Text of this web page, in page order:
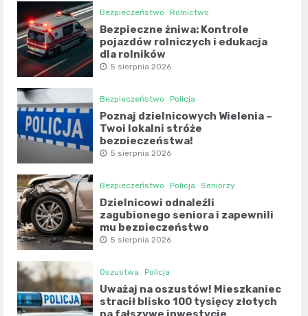
Bezpieczeństwo Rolnictwo
Bezpieczne żniwa: Kontrole
pojazdów rolniczych i edukacja
dla rolników
5 sierpnia 2026
Bezpieczeństwo Policja
Poznaj dzielnicowych Wielenia –
Twoi lokalni stróże
bezpieczeństwa!
5 sierpnia 2026
Bezpieczeństwo Policja Seniorzy
Dzielnicowi odnaleźli
zagubionego seniora i zapewnili
mu bezpieczeństwo
5 sierpnia 2026
Oszustwa Policja
Uważaj na oszustów! Mieszkaniec
stracił blisko 100 tysięcy złotych